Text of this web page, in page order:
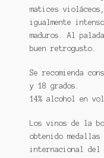
matices
igualmente
maduros. Al
buen retrogusto.
Se recomienda
y 18 grados.
14% alcohol en
Los vinos de la
obtenido
internacional del